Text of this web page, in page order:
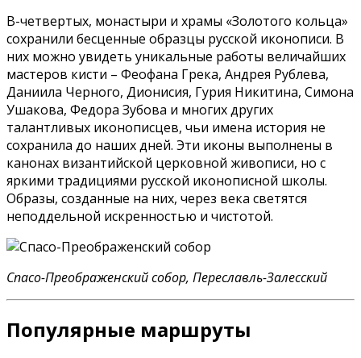
В-четвертых, монастыри и храмы «Золотого кольца»
сохранили бесценные образцы русской иконописи. В
них можно увидеть уникальные работы величайших
мастеров кисти – Феофана Грека, Андрея Рублева,
Даниила Черного, Дионисия, Гурия Никитина, Симона
Ушакова, Федора Зубова и многих других
талантливых иконописцев, чьи имена история не
сохранила до наших дней. Эти иконы выполнены в
канонах византийской церковной живописи, но с
яркими традициями русской иконописной школы.
Образы, созданные на них, через века светятся
неподдельной искренностью и чистотой.
Спасо-Преображенский собор, Переславль-Залесский
Популярные маршруты